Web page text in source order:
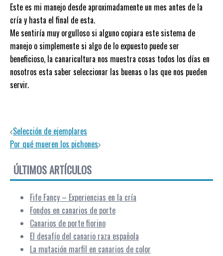
Este es mi manejo desde aproximadamente un mes antes de la
cría y hasta el final de esta.
Me sentiría muy orgulloso si alguno copiara este sistema de
manejo o simplemente si algo de lo expuesto puede ser
beneficioso, la canaricultura nos muestra cosas todos los días en
nosotros esta saber seleccionar las buenas o las que nos pueden
servir.
Selección de ejemplares
Por qué mueren los pichones
ÚLTIMOS ARTÍCULOS
Fife Fancy – Experiencias en la cría
Fondos en canarios de porte
Canarios de porte fiorino
El desafío del canario raza española
La mutación marfil en canarios de color